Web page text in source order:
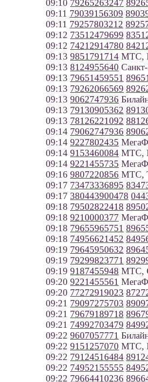
09:10 79265263247
09:11 79039156309
09:11 79257803212
09:12 73512479699
09:12 74212914780
09:13 9851791714 МТС,
09:13 8124955640
09:13 79651459551
09:13 79262066569
09:13 9062747936
09:13 79130905362
09:13 78126221092
09:14 79062747936
09:14 9227802435
09:14 9153460084 МТС,
09:14 9221455735
09:16 9807220856 МТС,
09:17 73473336895
09:17 380443900478
09:18 79502822418
09:18 9210000377
09:18 79655965751
09:18 74956621452
09:19 79645950632
09:19 79299823771
09:19 9187455948 МТС,
09:20 9221455561
09:20 77272919023
09:21 79097275703
09:21 79679189718
09:21 74992703479
09:22 9607057771
09:22 9151257070 МТС,
09:22 79124516484
09:22 74952155555
09:22 79664410236